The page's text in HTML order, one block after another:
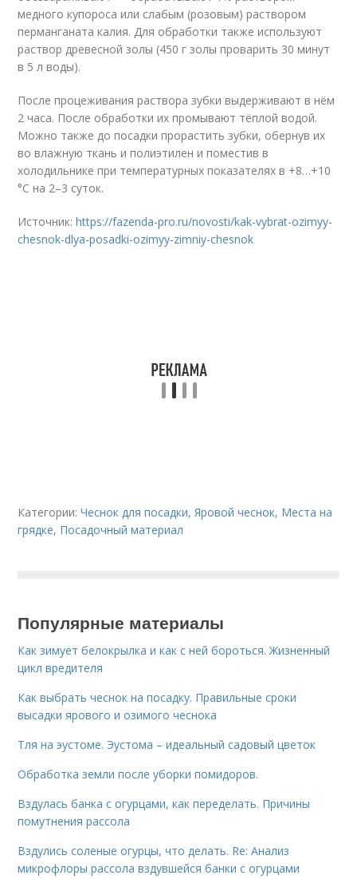
медного купороса или слабым (розовым) раствором
перманганата калия. Для обработки также используют
раствор древесной золы (450 г золы проварить 30 минут
в 5 л воды).
После процеживания раствора зубки выдерживают в нём
2 часа. После обработки их промывают тёплой водой.
Можно также до посадки прорастить зубки, обернув их
во влажную ткань и полиэтилен и поместив в
холодильнике при температурных показателях в +8…+10
°С на 2–3 суток.
Источник:https://fazenda-pro.ru/novosti/kak-vybrat-ozimyy-
chesnok-dlya-posadki-ozimyy-zimniy-chesnok
Категории:Чеснок для посадки,Яровой чеснок, Места на
грядке, Посадочный материал
Популярные материалы
Как зимует белокрылка и как с ней бороться. Жизненный
цикл вредителя
Как выбрать чеснок на посадку. Правильные сроки
высадки ярового и озимого чеснока
Тля на эустоме. Эустома – идеальный садовый цветок
Обработка земли после уборки помидоров.
Вздулась банка с огурцами, как переделать. Причины
помутнения рассола
Вздулись соленые огурцы, что делать. Re: Анализ
микрофлоры рассола вздувшейся банки с огурцами